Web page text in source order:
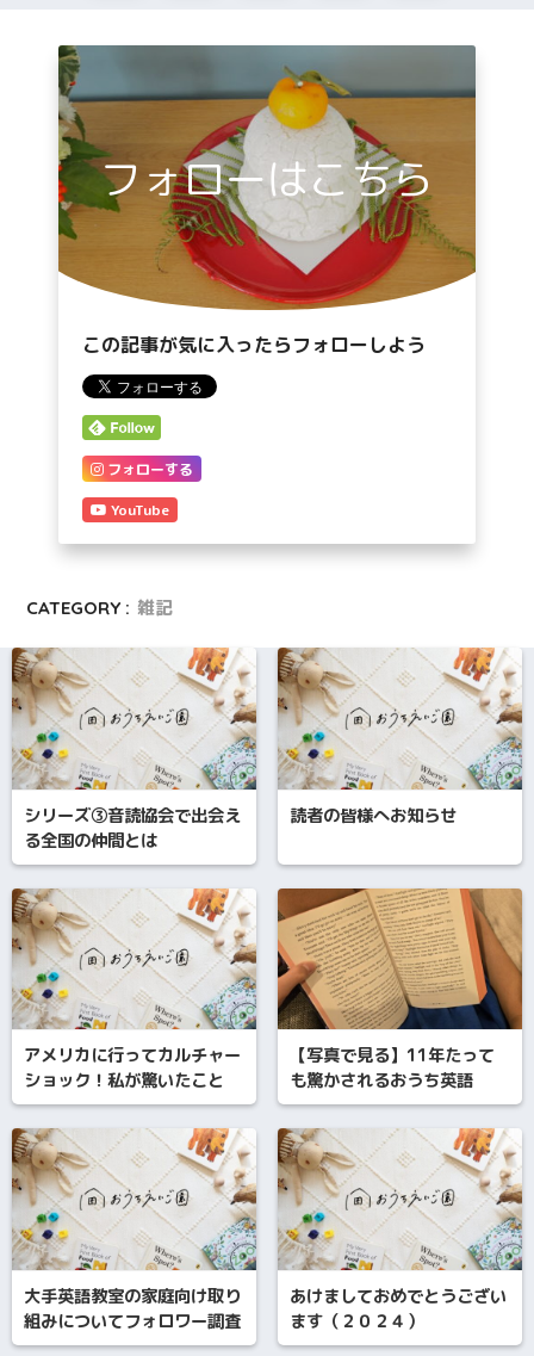
フォローはこちら
この記事が気に入ったらフォローしよう
フォローする
YouTube
CATEGORY : 雑記
シリーズ③音読協会で出会え
る全国の仲間とは
読者の皆様へお知らせ
アメリカに行ってカルチャー
ショック！私が驚いたこと
【写真で見る】11年たって
も驚かされるおうち英語
大手英語教室の家庭向け取り
組みについてフォロワー調査
あけましておめでとうござい
ます（２０２４）